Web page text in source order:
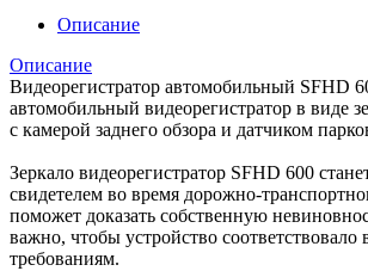
Описание
Описание
Видеорегистратор автомобильный SFHD
автомобильный видеорегистратор в виде
с камерой заднего обзора и датчиком
Зеркало видеорегистратор SFHD 600
свидетелем во время дорожно-
поможет доказать собственную
важно, чтобы устройство
требованиям.